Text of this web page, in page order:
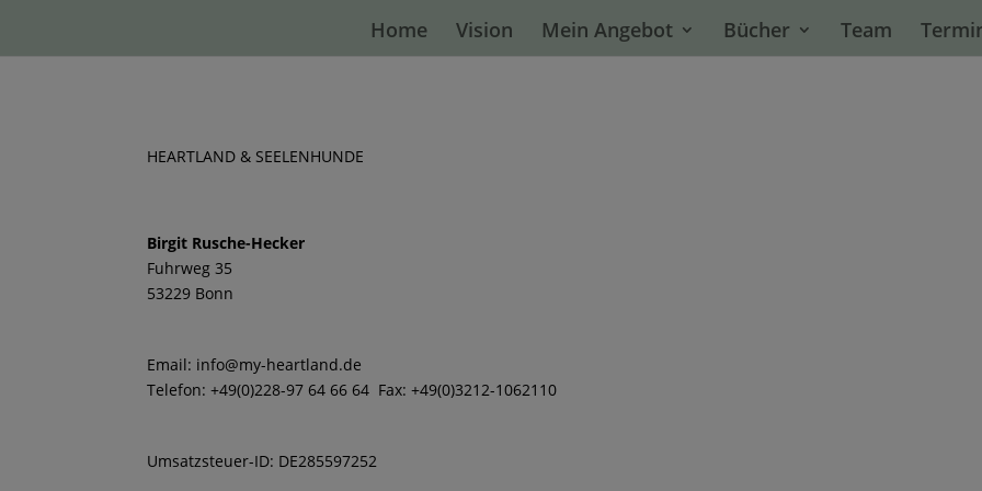
Home Vision Mein Angebot Bücher Team
HEARTLAND & SEELENHUNDE
Birgit Rusche-Hecker
Fuhrweg 35
53229 Bonn
Email: info@my-heartland.de
Telefon: +49(0)228-97 64 66 64 Fax: +49(0)3212-1062110
Umsatzsteuer-ID: DE285597252